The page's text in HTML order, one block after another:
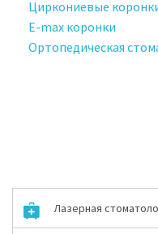
Циркониевые
E-max коронки
Ортопедическая
Лазерная